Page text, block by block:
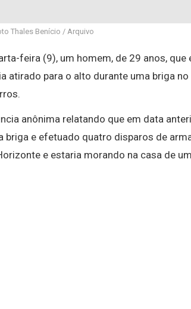
Thales Benício / Arquivo
feira (9), um homem, de 29 anos, que
atirado para o alto durante uma briga
anônima relatando que em data
briga e efetuado quatro disparos de
e estaria morando na casa de